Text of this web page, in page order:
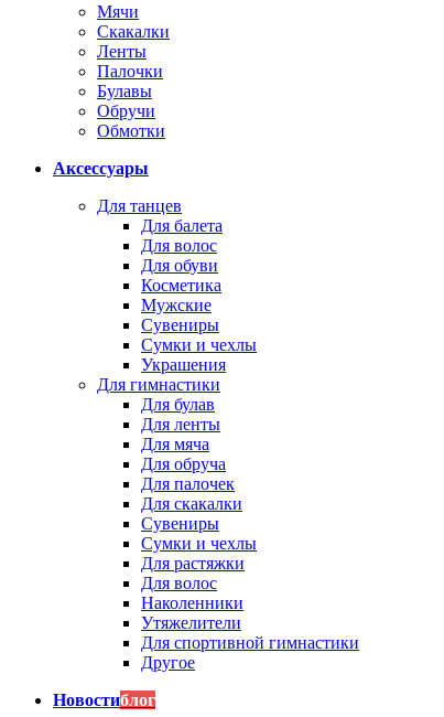
Мячи
Скакалки
Ленты
Палочки
Булавы
Обручи
Обмотки
Аксессуары
Для танцев
Для балета
Для волос
Для обуви
Косметика
Мужские
Сувениры
Сумки и чехлы
Украшения
Для гимнастики
Для булав
Для ленты
Для мяча
Для обруча
Для палочек
Для скакалки
Сувениры
Сумки и чехлы
Для растяжки
Для волос
Наколенники
Утяжелители
Для спортивной гимнастики
Другое
Новостиблог